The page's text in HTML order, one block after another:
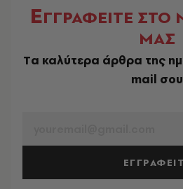
ΕΓΓΡΑΦΕΙΤΕ ΣΤΟ
ΜΑΣ
Tα καλύτερα άρθρα της
mail σου